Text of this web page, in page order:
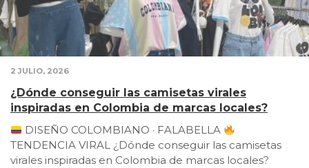
2 JULIO, 2026
¿Dónde conseguir las camisetas virales
inspiradas en Colombia de marcas locales?
DISEÑO COLOMBIANO · FALABELLA
TENDENCIA VIRAL ¿Dónde conseguir las camisetas
virales inspiradas en Colombia de marcas locales?